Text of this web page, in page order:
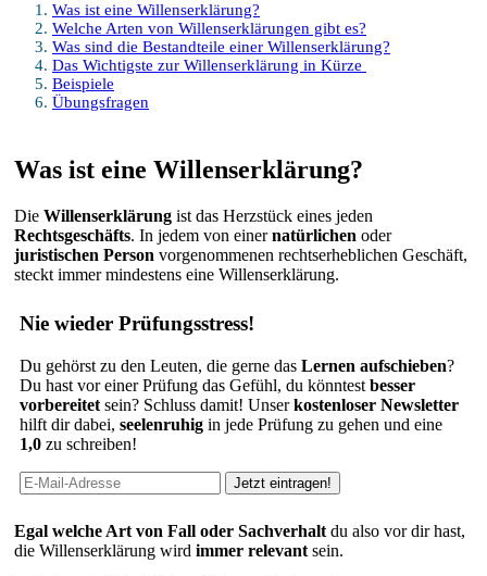
Was ist eine Willenserklärung?
Welche Arten von Willenserklärungen gibt es?
Was sind die Bestandteile einer Willenserklärung?
Das Wichtigste zur Willenserklärung in Kürze
Beispiele
Übungsfragen
Was ist eine Willenserklärung?
Die Willenserklärung ist das Herzstück eines jeden
Rechtsgeschäfts. In jedem von einernatürlichen oder
juristischen Person vorgenommenen rechtserheblichen Geschäft,
steckt immer mindestens eine Willenserklärung.
Nie wieder Prüfungsstress!
Du gehörst zu den Leuten, die gerne das Lernen aufschieben?
Du hast vor einer Prüfung das Gefühl, du könntest besser
vorbereitet sein? Schluss damit! Unserkostenloser Newsletter
hilft dir dabei, seelenruhig in jede Prüfung zu gehen und eine
1,0 zu schreiben!
Egal welche Art von Fall oder Sachverhalt du also vor dir hast,
die Willenserklärung wird immer relevant sein.